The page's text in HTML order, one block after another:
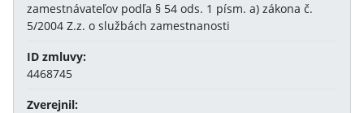
zamestnávateľov podľa § 54 ods. 1 písm. a) zákona č.
5/2004 Z.z. o službách zamestnanosti
ID zmluvy:
4468745
Zverejnil: